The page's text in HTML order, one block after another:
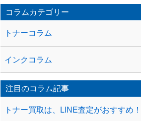
コラムカテゴリー
トナーコラム
インクコラム
注目のコラム記事
トナー買取は、LINE査定がおすすめ！